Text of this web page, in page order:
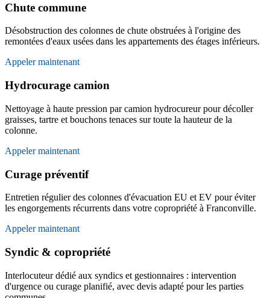
Chute commune
Désobstruction des colonnes de chute obstruées à l'origine des
remontées d'eaux usées dans les appartements des étages inférieurs.
Appeler maintenant
Hydrocurage camion
Nettoyage à haute pression par camion hydrocureur pour décoller
graisses, tartre et bouchons tenaces sur toute la hauteur de la
colonne.
Appeler maintenant
Curage préventif
Entretien régulier des colonnes d'évacuation EU et EV pour éviter
les engorgements récurrents dans votre copropriété à Franconville.
Appeler maintenant
Syndic & copropriété
Interlocuteur dédié aux syndics et gestionnaires : intervention
d'urgence ou curage planifié, avec devis adapté pour les parties